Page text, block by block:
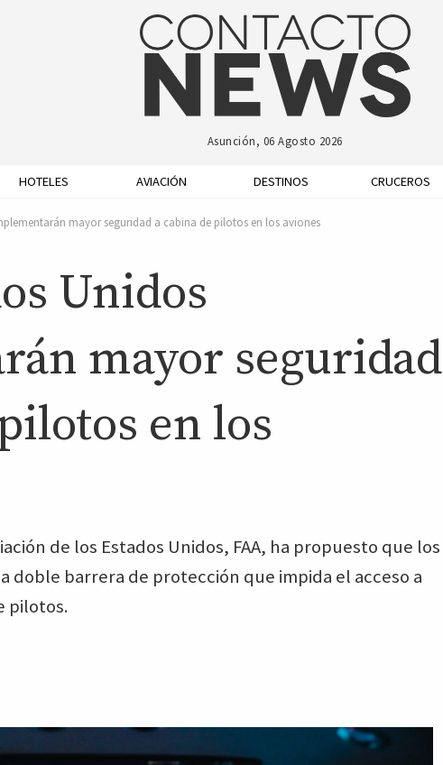
Asunción, 06 Agosto 2026
HOTELES AVIACIÓN DESTINOS CRUCEROS
mayor seguridad a cabina de pilotos en los aviones
Unidos
mayor seguridad
en los
de los Estados Unidos, FAA, ha propuesto que los
doble barrera de protección que impida el acceso a
pilotos.